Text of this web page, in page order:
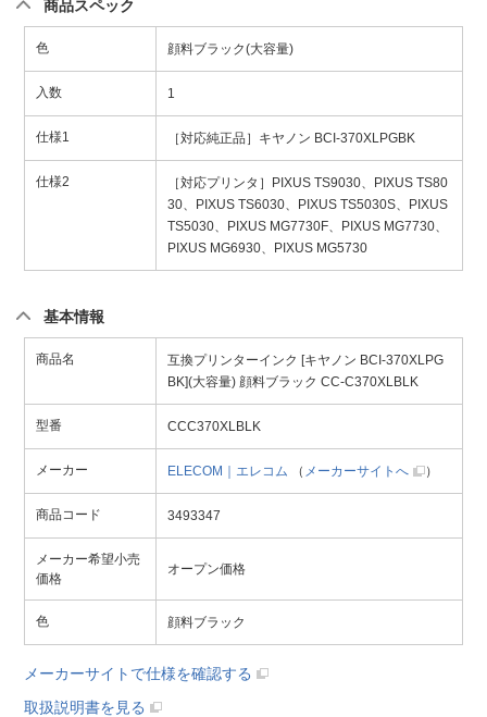
商品スペック
色 顔料ブラック(大容量)
入数 1
仕様1 ［対応純正品］キヤノン BCI-370XLPGBK
仕様2
［対応プリンタ］PIXUS TS9030、PIXUS TS80
30、PIXUS TS6030、PIXUS TS5030S、PIXUS
TS5030、PIXUS MG7730F、PIXUS MG7730、
PIXUS MG6930、PIXUS MG5730
基本情報
商品名
互換プリンターインク [キヤノン BCI-370XLPG
BK](大容量) 顔料ブラック CC-C370XLBLK
型番 CCC370XLBLK
メーカー ELECOM｜エレコム （ メーカーサイトへ ）
商品コード 3493347
メーカー希望小売
価格
オープン価格
色 顔料ブラック
メーカーサイトで仕様を確認する
取扱説明書を見る